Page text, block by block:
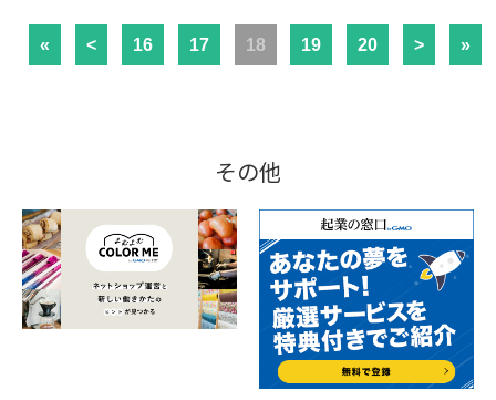
« < 16 17 18 19 20 > »
その他